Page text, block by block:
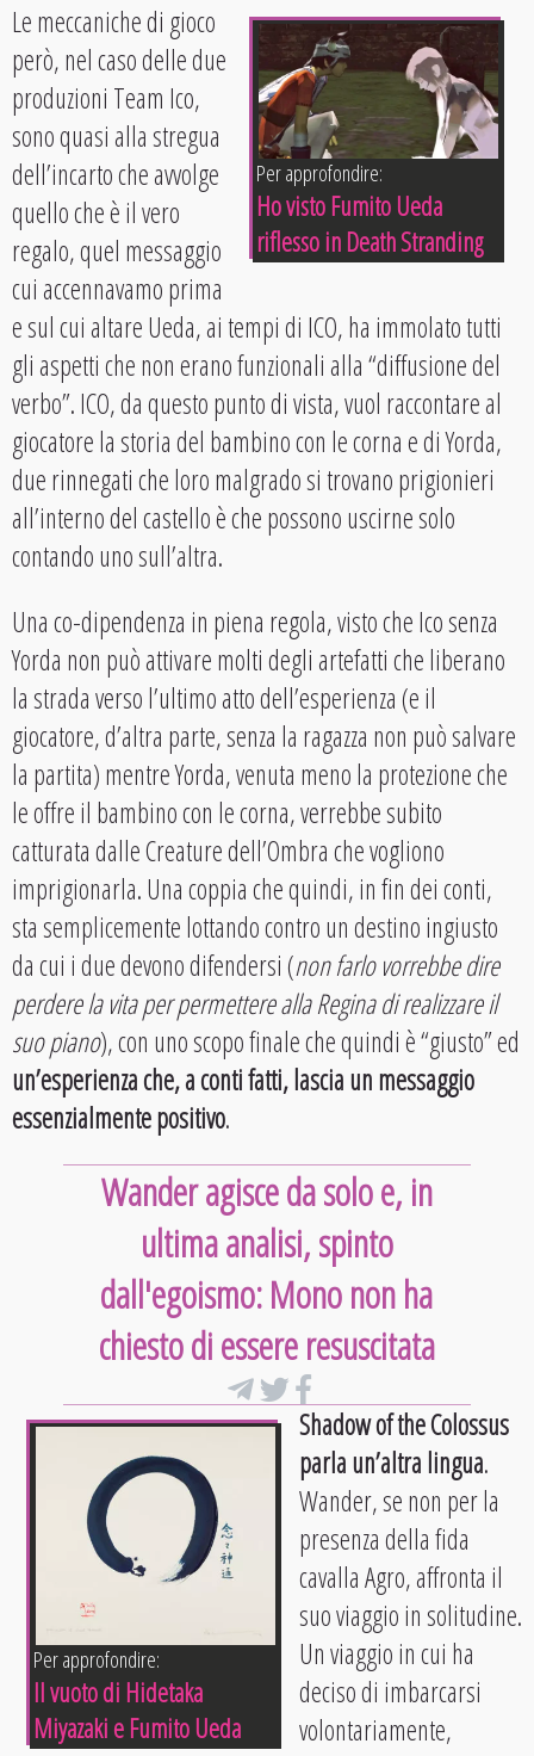
Per approfondire:
Ho visto Fumito Ueda
riflesso in Death Stranding
Le meccaniche di gioco
però, nel caso delle due
produzioni Team Ico,
sono quasi alla stregua
dell’incarto che avvolge
quello che è il vero
regalo, quel messaggio
cui accennavamo prima
e sul cui altare Ueda, ai tempi di ICO, ha immolato tutti
gli aspetti che non erano funzionali alla “diffusione del
verbo”. ICO, da questo punto di vista, vuol raccontare al
giocatore la storia del bambino con le corna e di Yorda,
due rinnegati che loro malgrado si trovano prigionieri
all’interno del castello è che possono uscirne solo
contando uno sull’altra.
Una co-dipendenza in piena regola, visto che Ico senza
Yorda non può attivare molti degli artefatti che liberano
la strada verso l’ultimo atto dell’esperienza (e il
giocatore, d’altra parte, senza la ragazza non può salvare
la partita) mentre Yorda, venuta meno la protezione che
le offre il bambino con le corna, verrebbe subito
catturata dalle Creature dell’Ombra che vogliono
imprigionarla. Una coppia che quindi, in fin dei conti,
sta semplicemente lottando contro un destino ingiusto
da cui i due devono difendersi (non farlo vorrebbe dire
perdere la vita per permettere alla Regina di realizzare il
suo piano), con uno scopo finale che quindi è “giusto” ed
un’esperienza che, a conti fatti, lascia un messaggio
essenzialmente positivo.
Wander agisce da solo e, in
ultima analisi, spinto
dall'egoismo: Mono non ha
chiesto di essere resuscitata
Per approfondire:
Il vuoto di Hidetaka
Miyazaki e Fumito Ueda
Shadow of the Colossus
parla un’altra lingua.
Wander, se non per la
presenza della fida
cavalla Agro, affronta il
suo viaggio in solitudine.
Un viaggio in cui ha
deciso di imbarcarsi
volontariamente,